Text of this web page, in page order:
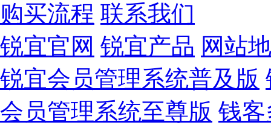
购买流程 联系我们
锐宜官网 锐宜产品 网站
锐宜会员管理系统普及版
会员管理系统至尊版 钱